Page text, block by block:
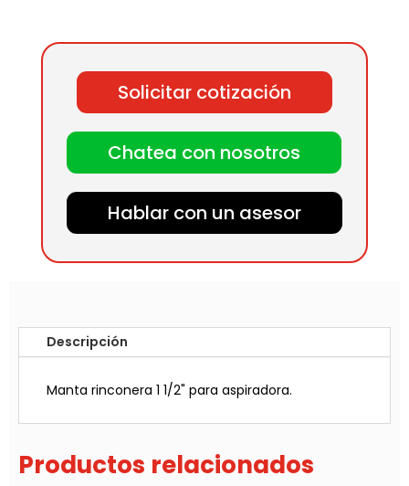
cantidad
Solicitar cotización
Chatea con nosotros
Hablar con un asesor
Descripción
Manta rinconera 1 1/2" para aspiradora.
Productos relacionados